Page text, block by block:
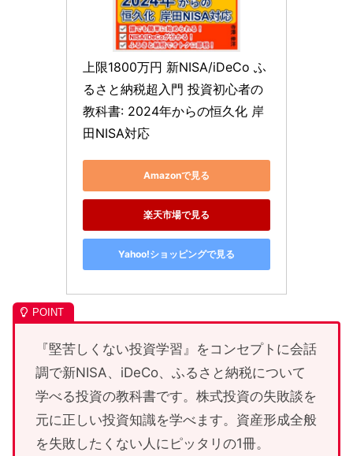
上限1800万円 新NISA/iDeCo ふ
るさと納税超入門 投資初心者の
教科書: 2024年からの恒久化 岸
田NISA対応
Amazonで見る
楽天市場で見る
Yahoo!ショッピングで見る
『堅苦しくない投資学習』をコンセプトに会話
調で新NISA、iDeCo、ふるさと納税について
学べる投資の教科書です。株式投資の失敗談を
元に正しい投資知識を学べます。資産形成全般
を失敗したくない人にピッタリの1冊。